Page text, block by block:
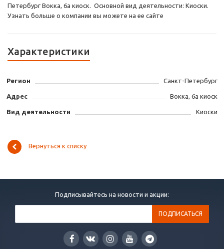
Петербург Вокка, 6а киоск. Основной вид деятельности: Киоски.
Узнать больше о компании вы можете на ее сайте
Характеристики
Регион Санкт-Петербург
Адрес Вокка, 6а киоск
Вид деятельности Киоски
Вернуться к списку
Подписывайтесь на новости и акции: